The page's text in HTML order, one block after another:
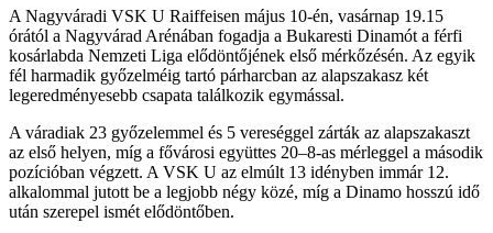
A Nagyváradi VSK U Raiffeisen május 10-én, vasárnap 19.15
órától a Nagyvárad Arénában fogadja a Bukaresti Dinamót a férfi
kosárlabda Nemzeti Liga elődöntőjének első mérkőzésén. Az egyik
fél harmadik győzelméig tartó párharcban az alapszakasz két
legeredményesebb csapata találkozik egymással.
A váradiak 23 győzelemmel és 5 vereséggel zárták az alapszakaszt
az első helyen, míg a fővárosi együttes 20–8-as mérleggel a második
pozícióban végzett. A VSK U az elmúlt 13 idényben immár 12.
alkalommal jutott be a legjobb négy közé, míg a Dinamo hosszú idő
után szerepel ismét elődöntőben.